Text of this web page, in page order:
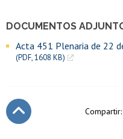
DOCUMENTOS
Acta 451 Plenaria de 22
(PDF, 1608 KB)
Compartir: